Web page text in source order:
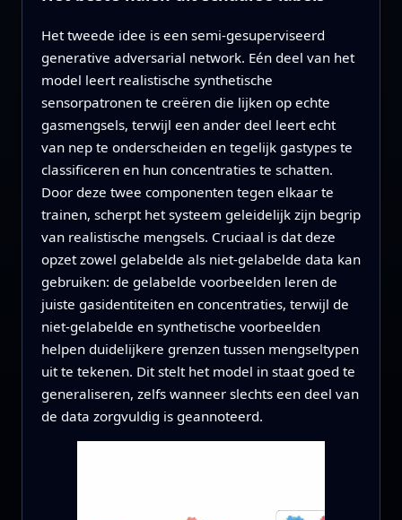
Het tweede idee is een semi-gesuperviseerd
generative adversarial network. Eén deel van het
model leert realistische synthetische
sensorpatronen te creëren die lijken op echte
gasmengsels, terwijl een ander deel leert echt
van nep te onderscheiden en tegelijk gastypes te
classificeren en hun concentraties te schatten.
Door deze twee componenten tegen elkaar te
trainen, scherpt het systeem geleidelijk zijn begrip
van realistische mengsels. Cruciaal is dat deze
opzet zowel gelabelde als niet-gelabelde data kan
gebruiken: de gelabelde voorbeelden leren de
juiste gasidentiteiten en concentraties, terwijl de
niet-gelabelde en synthetische voorbeelden
helpen duidelijkere grenzen tussen mengseltypen
uit te tekenen. Dit stelt het model in staat goed te
generaliseren, zelfs wanneer slechts een deel van
de data zorgvuldig is geannoteerd.